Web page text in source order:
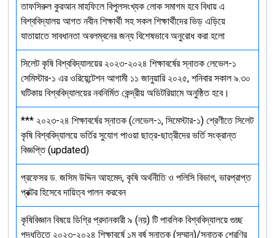
তাফসিরুল কুরআন মাহফিলে বিপুলসংখ্যক লোক সমাগম হবে বিধায় এ
বিশ্ববিদ্যালয় আগত নবীন শিক্ষার্থী সহ সকল শিক্ষার্থীদের ভিড় এড়িয়ে
যাতায়াতে সাবধানতা অবলম্বনের জন্য বিশেষভাবে অনুরোধ করা হলো
সিলেট কৃষি বিশ্ববিদ্যালয়ের ২০২৩-২০২৪ শিক্ষাবর্ষের স্নাতক লেভেল-১
সেমিস্টার-১ এর ওরিয়েন্টেশন আগামী ১১ জানুয়ারি ২০২৫, শনিবার সকাল ৯.৩০
ঘটিকায় বিশ্ববিদ্যালয়ের নবনির্মিত কেন্দ্রীয় অডিটরিয়ামে অনুষ্ঠিত হবে।
*** ২০২৩-২৪ শিক্ষাবর্ষের স্নাতক (লেভেল-১, সিমেস্টার-১) শ্রেণীতে সিলেট
কৃষি বিশ্ববিদ্যালয়ে ভর্তির সুযোগ পাওয়া ছাত্র-ছাত্রীদের ভর্তি সংক্রান্ত
বিজ্ঞপ্তি (updated)
প্রফেসর ড. জসিম উদ্দিন আহমেদ, কৃষি অর্থনীতি ও পলিসি বিভাগ, ভারপ্রাপ্ত
প্রক্টর হিসেবে দায়িত্ব পালন করবেন
কৃষিবিজ্ঞান বিষয়ে ডিগ্রি প্রদানকারী ৯ (নয়) টি পাবলিক বিশ্ববিদ্যালয়ে গুচ্ছ
পদ্ধতিতে ২০২৩-২০২৪ শিক্ষাবর্ষে ১ম বর্ষ স্নাতক (সম্মান)/স্নাতক শ্রেণির